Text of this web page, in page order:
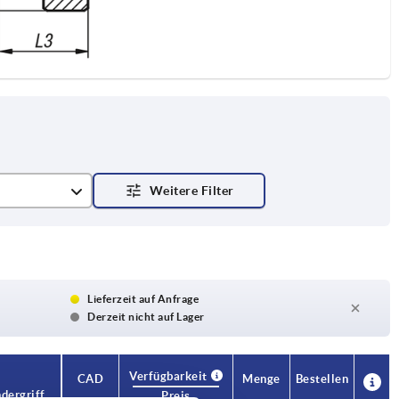
Lieferzeit auf Anfrage
Derzeit nicht auf Lager
CAD
Verfügbarkeit
Preis
Menge Bestellen